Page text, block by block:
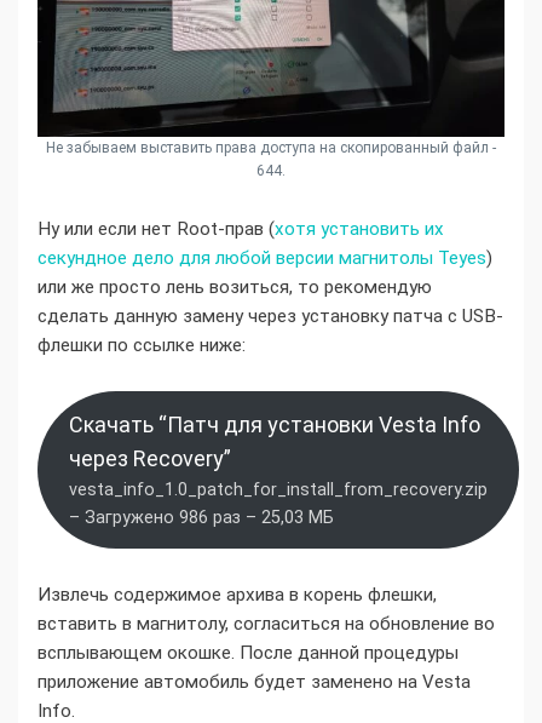
Не забываем выставить права доступа на скопированный файл -
644.
Ну или если нет Root-прав (хотя установить их
секундное дело для любой версии магнитолы Teyes)
или же просто лень возиться, то рекомендую
сделать данную замену через установку патча с USB-
флешки по ссылке ниже:
Скачать “Патч для установки Vesta Info
через Recovery”
vesta_info_1.0_patch_for_install_from_recovery.zip
– Загружено 986 раз – 25,03 МБ
Извлечь содержимое архива в корень флешки,
вставить в магнитолу, согласиться на обновление во
всплывающем окошке. После данной процедуры
приложение автомобиль будет заменено на Vesta
Info.